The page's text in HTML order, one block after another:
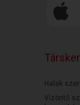
Halak
Vízöntő